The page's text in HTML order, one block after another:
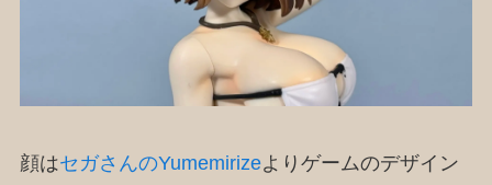
顔はセガさんのYumemirizeよりゲームのデザイン